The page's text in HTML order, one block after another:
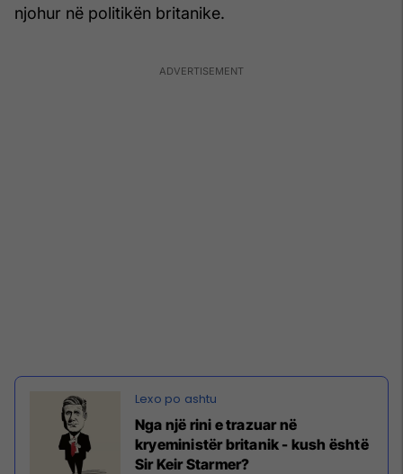
njohur në politikën britanike.
Nga një rini e trazuar në
kryeministër britanik - kush është
Sir Keir Starmer?